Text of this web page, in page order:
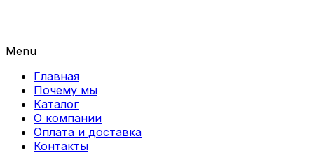
Menu
Главная
Почему мы
Каталог
О компании
Оплата и доставка
Контакты